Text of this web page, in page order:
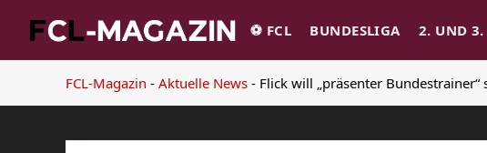
⚽️ FCL BUNDESLIGA 2. UND
FCL-Magazin - Aktuelle News - Flick will „präsenter Bundestrainer“